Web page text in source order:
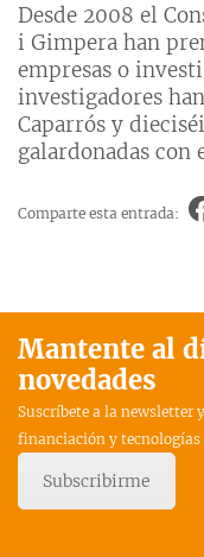
Desde 2008 el
i Gimpera han
empresas o
investigadores
Caparrós y
galardonadas con
Comparte esta entrada:
Mantente al
novedades
Suscríbete a la newsletter
financiación y tecnologías
Subscribirme